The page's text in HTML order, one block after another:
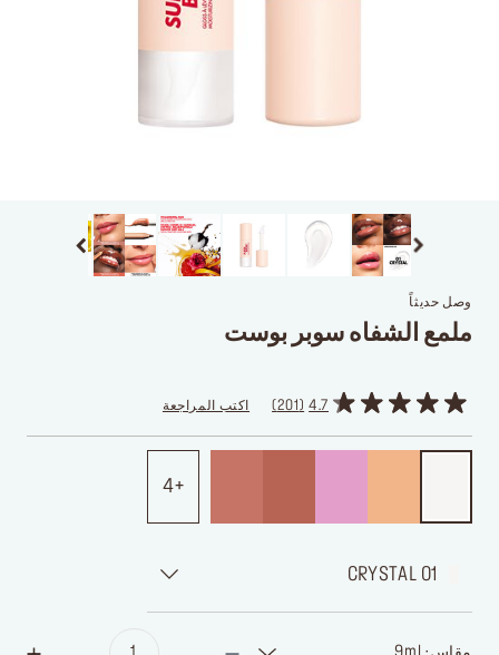
وصل حديثاً
ملمع الشفاه سوبر بوست
4.7
201 اكتب المراجعة
4
01 CRYSTAL